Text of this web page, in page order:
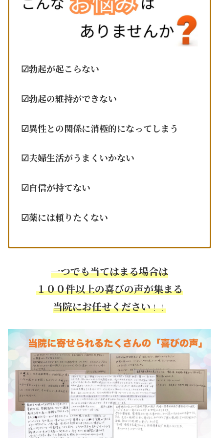
☑︎勃起が起こらない
☑︎勃起の維持ができない
☑︎異性との関係に消極的になってしまう
☑︎夫婦生活がうまくいかない
☑︎自信が持てない
☑︎薬には頼りたくない
一つでも当てはまる場合は
１００件以上の喜びの声が集まる
当院にお任せください！！